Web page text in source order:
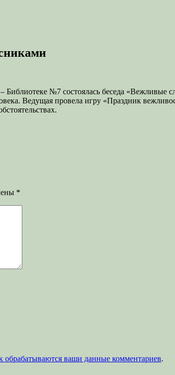
№7 состоялась беседа «Вежливые
Ведущая провела игру «Праздник
*
обрабатываются ваши данные комментариев.